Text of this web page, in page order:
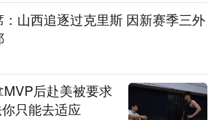
山西追逐过克里斯 因新赛季三外
后赴美被要求
只能去适应